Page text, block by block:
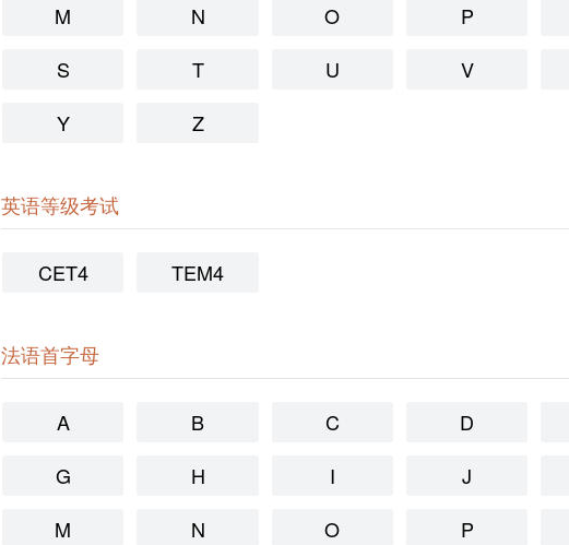
M
N O P
S
T U V
Y
Z
英语等级考试
CET4 TEM4
法语首字母
A B C D
G
H I J
M
N O P